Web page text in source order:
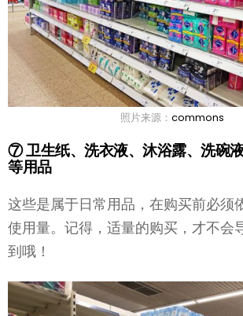
照片来源： commons
⑦ 卫生纸、洗衣液、沐浴露、洗碗
等用品
这些是属于日常用品，在购买前必须
使用量。记得，适量的购买，才不会
到哦！